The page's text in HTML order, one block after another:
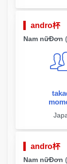
andro杯
Nam nữĐơn
andro杯
Nam nữĐơn